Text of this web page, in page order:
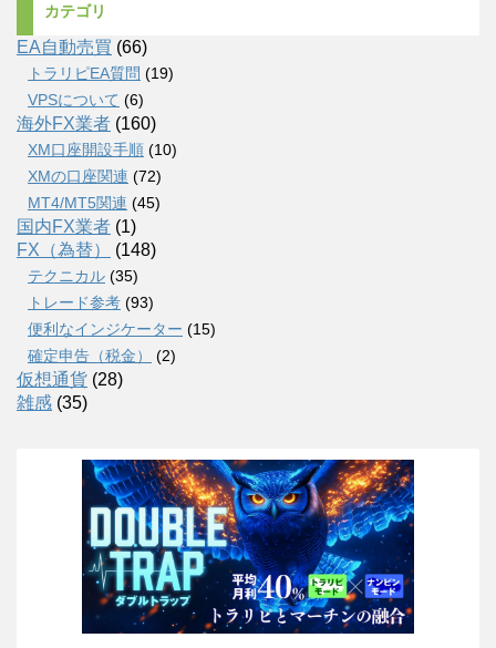
カテゴリ
EA自動売買 (66)
トラリピEA質問 (19)
VPSについて (6)
海外FX業者 (160)
XM口座開設手順 (10)
XMの口座関連 (72)
MT4/MT5関連 (45)
国内FX業者 (1)
FX（為替）
(148)
テクニカル (35)
トレード参考 (93)
便利なインジケーター (15)
確定申告（税金）
(2)
仮想通貨 (28)
雑感 (35)